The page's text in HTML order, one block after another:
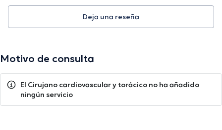
Deja una reseña
Motivo de consulta
El Cirujano cardiovascular y torácico no ha añadido
ningún servicio